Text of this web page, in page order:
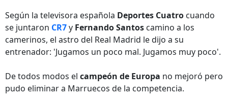
Según la televisora española Deportes Cuatro cuando
se juntaron CR7y Fernando Santos camino a los
camerinos, el astro del Real Madrid le dijo a su
entrenador: 'Jugamos un poco mal. Jugamos muy poco'.
De todos modos el campeón de Europa no mejoró pero
pudo eliminar a Marruecos de la competencia.